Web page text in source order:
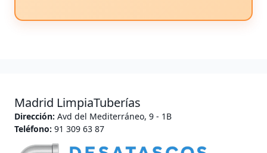
Madrid LimpiaTuberías
Dirección: Avd del Mediterráneo, 9 - 1B
Teléfono: 91 309 63 87